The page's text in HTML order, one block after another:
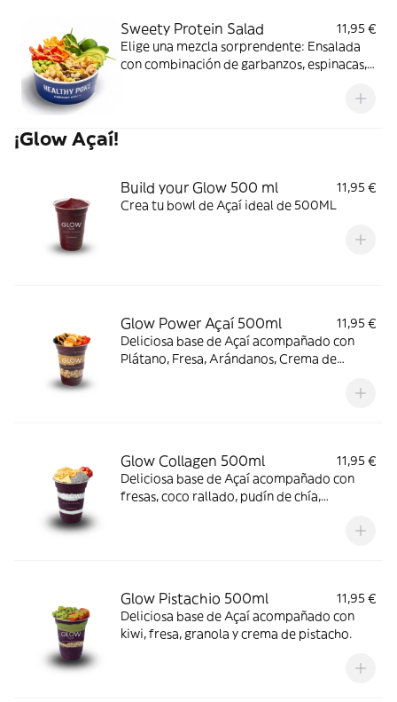
Sweety Protein Salad
11,95 €
Elige una mezcla sorprendente: Ensalada
con combinación de garbanzos, espinacas,
tomate cherry, zanahoria y el toque dulce
¡Glow Açaí!
Build your Glow 500 ml
11,95 €
Crea tu bowl de Açaí ideal de 500ML
Glow Power Açaí 500ml
11,95 €
Deliciosa base de Açaí acompañado con
Plátano, Fresa, Arándanos, Crema de
Glow Collagen 500ml
11,95 €
Deliciosa base de Açaí acompañado con
fresas, coco rallado, pudín de chía,
Glow Pistachio 500ml
11,95 €
Deliciosa base de Açaí acompañado con
kiwi, fresa, granola y crema de pistacho.